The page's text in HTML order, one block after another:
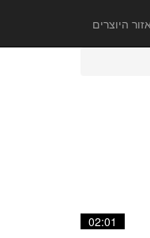
היוצרים
02:01